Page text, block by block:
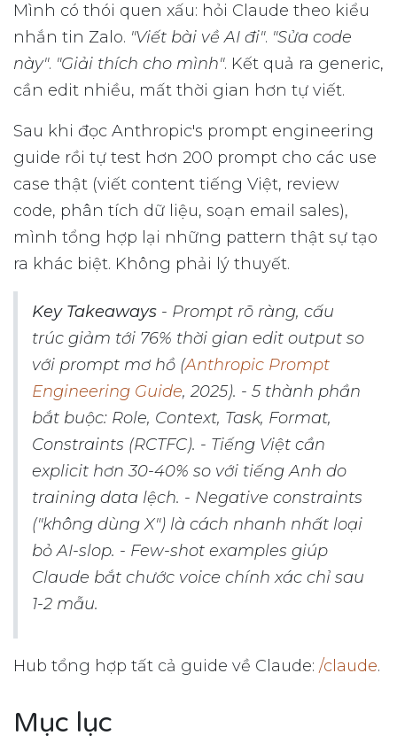
Mình có thói quen xấu: hỏi Claude theo kiểu
nhắn tin Zalo. "Viết bài về AI đi". "Sửa code
này". "Giải thích cho mình". Kết quả ra generic,
cần edit nhiều, mất thời gian hơn tự viết.
Sau khi đọc Anthropic's prompt engineering
guide rồi tự test hơn 200 prompt cho các use
case thật (viết content tiếng Việt, review
code, phân tích dữ liệu, soạn email sales),
mình tổng hợp lại những pattern thật sự tạo
ra khác biệt. Không phải lý thuyết.
Key Takeaways - Prompt rõ ràng, cấu
trúc giảm tới 76% thời gian edit output so
với prompt mơ hồ (Anthropic Prompt
Engineering Guide, 2025). - 5 thành phần
bắt buộc: Role, Context, Task, Format,
Constraints (RCTFC). - Tiếng Việt cần
explicit hơn 30-40% so với tiếng Anh do
training data lệch. - Negative constraints
("không dùng X") là cách nhanh nhất loại
bỏ AI-slop. - Few-shot examples giúp
Claude bắt chước voice chính xác chỉ sau
1-2 mẫu.
Hub tổng hợp tất cả guide về Claude: /claude.
Mục lục